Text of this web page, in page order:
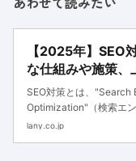
【2025年】SEO
な仕組みや施策、
を事例に基づき解
LANY | 企業のグ
(The Growth
SEO対策とは、"Search
Optimization"（検索エ
です。Googleをはじめ
lany.co.jp